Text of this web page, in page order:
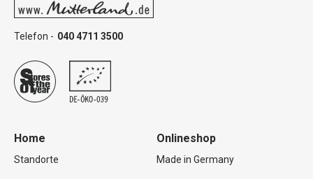
Telefon - 040 4711 3500
Home
Standorte
Onlineshop
Made in Germany